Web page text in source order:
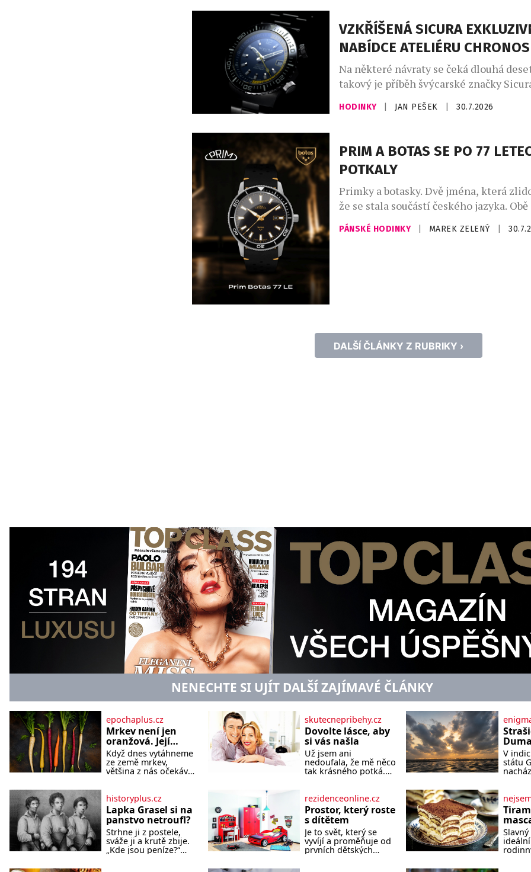
byly od začátku do konce formovány
podněty vysloužilých členů Navy SEALs
ze speciálních jednotek. Jsou určeny
VZKŘÍŠENÁ SICURA
NABÍDCE ATELIÉRU
Na některé návraty se čeká dlouhá
takový je příběh švýcarské značky
se po 47 letech znovu objevuje na
mechanických hodinek. Pro sběratele je
Sicura totiž nikdy nebyla obyčejnou
značkou – byla symbolem odvahy
hledat technická řešení, která
HODINKY JAN PEŠEK 30.7.2026
PRIM A BOTAS SE PO 77
POTKALY
Primky a botasky. Dvě jména, která
že se stala součástí českého jazyka. Obě
vznikly v roce 1949 a po
poprvé setkaly na jednom výrobku.
PÁNSKÉ HODINKY MAREK ZELENÝ
DALŠÍ ČLÁNKY Z RUBRIKY ›
NENECHTE SI UJÍT DALŠÍ ZAJÍMAVÉ ČLÁNKY
epochaplus.cz
Mrkev není jen
oranžová. Její
neuvěřitelný
příběh začíná
fialovou barvou
Když dnes vytáhneme
ze země mrkev,
většina z nás očekává
historie je mrkev
všechno možné, jen
ne oranžová. Je
fialová, žlutá, bílá,
někdy dokonce téměř
černá. Až díky stovkám
let pečlivého šlechtění
skutecnepribehy.cz
Dovolte lásce, aby
si vás našla
Už jsem ani
nedoufala, že mě něco
tak krásného potká.
pohled. Poprvé jsem
se vdávala, když mi
bylo dvacet. Oba jsme
byli mladí a byl to tak
říkajíc sňatek z
rozumu. Rodiče nás
dali dohromady, Toník
písek
ze
zlo?
V
státu
tomu
písek
má
historyplus.cz
Lapka Grasel si na
panstvo netroufl?
Strhne ji z postele,
sváže ji a krutě zbije.
„Kde jsou peníze?“
rezidenceonline.cz
Prostor, který roste
s dítětem
Je to svět, který se
vyvíjí a proměňuje od
prvních dětských
Slavný
ideální